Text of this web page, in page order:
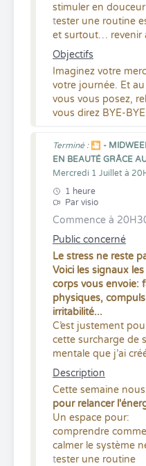
stimuler en
tester une routine
et surtout… revenir
Objectifs
Imaginez votre
votre journée. Et
vous vous posez,
vous direz BYE-
Terminé : 🎦 -
EN BEAUTÉ GRÂCE
Mercredi 1 Juillet à
1 heure
Par visio
Commence à
Public concerné
Le stress ne reste
Voici les signaux
corps vous envoie:
physiques,
irritabilité...
C’est justement
cette surcharge de
mentale que j’ai
Description
Cette semaine
pour relancer
Un espace pour:
comprendre
calmer le système
tester une routine